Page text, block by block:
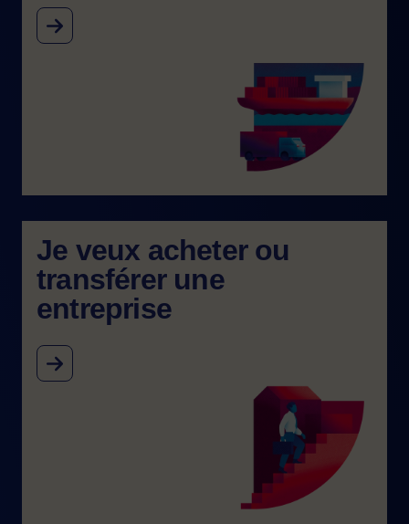
Je veux acheter ou
transférer une
entreprise